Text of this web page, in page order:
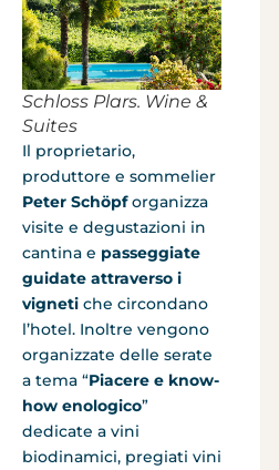
Schloss Plars. Wine &
Suites
Il proprietario,
produttore e sommelier
Peter Schöpforganizza
visite e degustazioni in
cantina e passeggiate
guidate attraverso i
vigneti che circondano
l’hotel. Inoltre vengono
organizzate delle serate
a tema “Piacere e know-
how enologico”
dedicate a vini
biodinamici, pregiati vini